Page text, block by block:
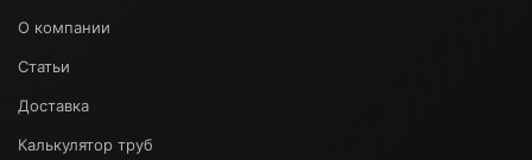
О компании
Статьи
Доставка
Калькулятор труб